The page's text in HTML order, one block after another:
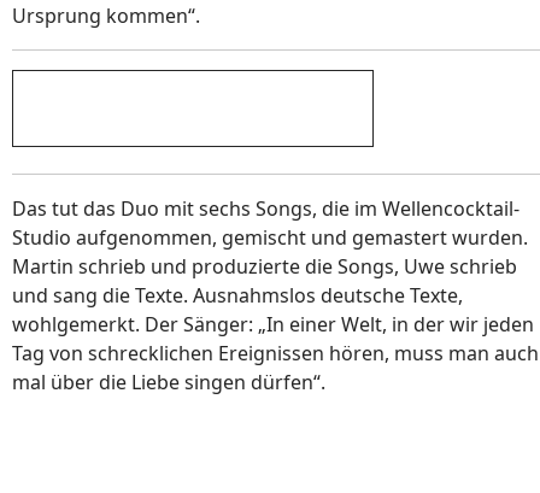
Ursprung kommen“.
Das tut das Duo mit sechs Songs, die im Wellencocktail-
Studio aufgenommen, gemischt und gemastert wurden.
Martin schrieb und produzierte die Songs, Uwe schrieb
und sang die Texte. Ausnahmslos deutsche Texte,
wohlgemerkt. Der Sänger: „In einer Welt, in der wir jeden
Tag von schrecklichen Ereignissen hören, muss man auch
mal über die Liebe singen dürfen“.